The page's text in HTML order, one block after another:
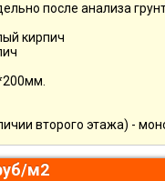
после анализа
кирпич
второго этажа) -
м2